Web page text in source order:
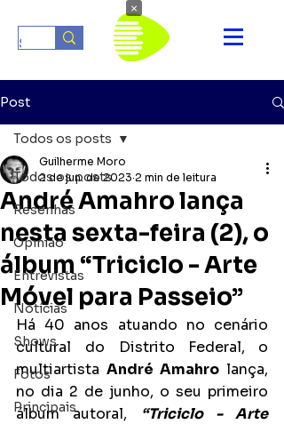
Post
Todos os posts
Resenhas
Opinião
Entrevistas
Notícias
Shows
Fotos
Principais
Todos os posts
André Amahro lança
nesta sexta-feira (2), o
álbum “Triciclo - Arte
Móvel para Passeio”
Guilherme Moro
2 de jun. de 2023 2 min de leitura
Há 40 anos atuando no cenário
cultural do Distrito Federal,
o
multiartista André Amahro lança,
no dia 2 de junho, o seu primeiro
álbum autoral,
“Triciclo - Arte
×